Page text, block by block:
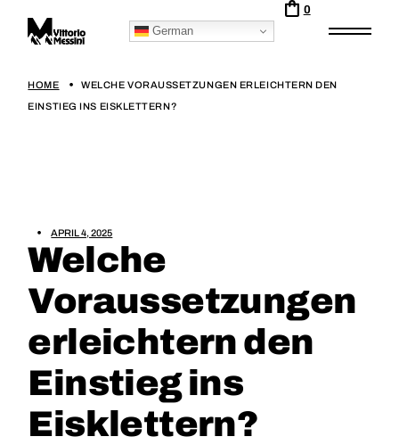
German
0
HOME
WELCHE VORAUSSETZUNGEN ERLEICHTERN DEN
EINSTIEG INS EISKLETTERN?
APRIL 4, 2025
Welche
Voraussetzungen
erleichtern den
Einstieg ins
Eisklettern?